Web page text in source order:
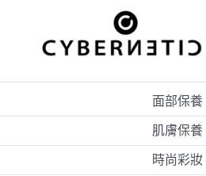
面部保養
肌膚保養
時尚彩妝